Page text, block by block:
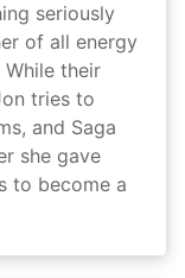
seriously
of all energy
their
tries to
and Saga
she gave
to become a